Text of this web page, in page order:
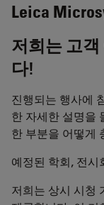
Leica
저희는 고
다!
진행되는 행사에
한 자세한 설명을
한 부분을 어떻게
예정된 학회, 전시
저희는 상시 시청